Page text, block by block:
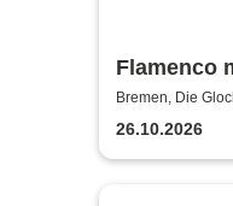
Flamenco
Ibérico
Bremen, Die
26.10.2026